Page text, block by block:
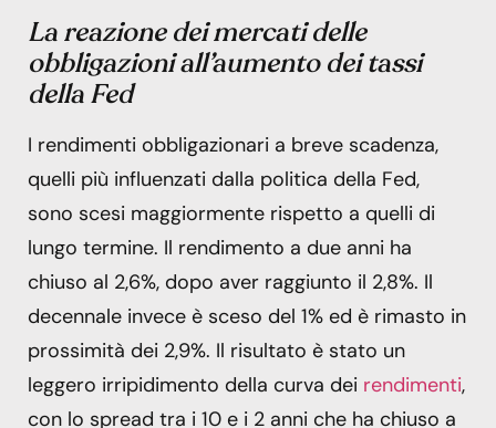
La reazione dei mercati delle
obbligazioni all’aumento dei tassi
della Fed
I rendimenti obbligazionari a breve scadenza,
quelli più influenzati dalla politica della Fed,
sono scesi maggiormente rispetto a quelli di
lungo termine. Il rendimento a due anni ha
chiuso al 2,6%, dopo aver raggiunto il 2,8%. Il
decennale invece è sceso del 1% ed è rimasto in
prossimità dei 2,9%. Il risultato è stato un
leggero irripidimento della curva dei rendimenti,
con lo spread tra i 10 e i 2 anni che ha chiuso a